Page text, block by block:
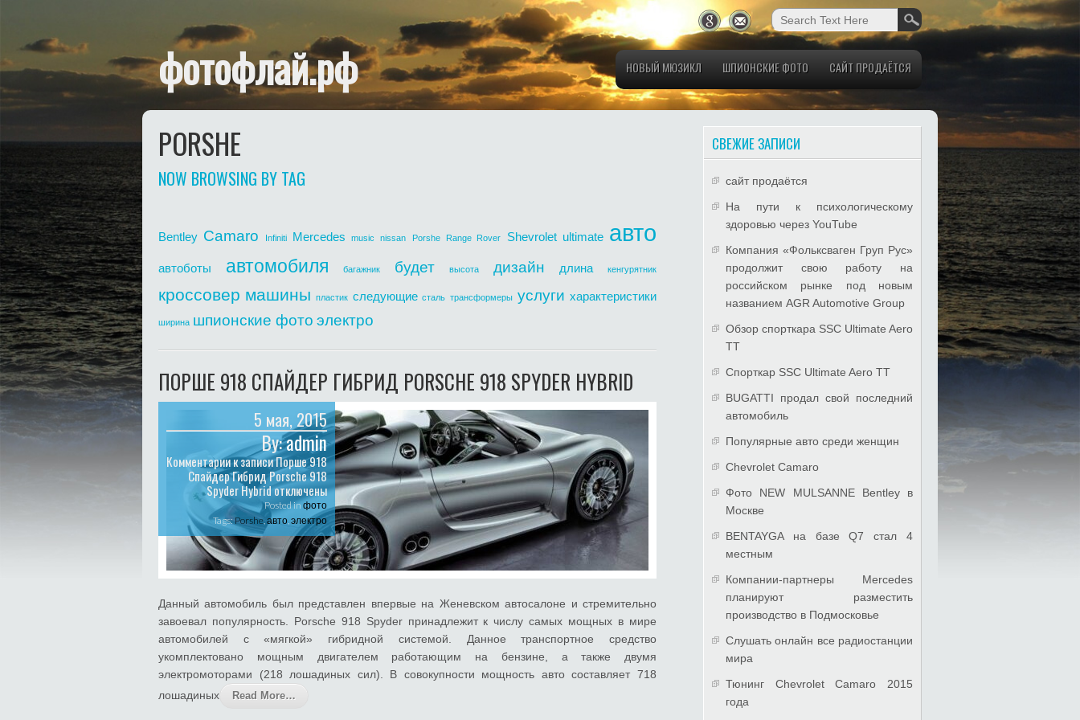
фотофлай.рф НОВЫЙ МЮЗИКЛ ШПИОНСКИЕ ФОТО САЙТ ПРОДАЁТСЯ
PORSHE
NOW BROWSING BY TAG
Bentley Camaro Infiniti Mercedes music nissan Porshe Range Rover Shevrolet ultimate авто
автоботы автомобиля багажник будет высота дизайн длина кенгурятник
кроссовер машины пластик следующие сталь трансформеры услуги характеристики
ширина шпионские фото электро
ПОРШЕ 918 СПАЙДЕР ГИБРИД PORSCHE 918 SPYDER HYBRID
5 мая, 2015
By:admin
Комментариик записи Порше 918
Спайдер Гибрид Porsche 918
Spyder Hybridотключены
Posted in фото
Tags:Porshe,авто,электро
Данный автомобиль был представлен впервые на Женевском автосалоне и стремительно
завоевал популярность. Porsche 918 Spyder принадлежит к числу самых мощных в мире
автомобилей с «мягкой» гибридной системой. Данное транспортное средство
укомплектовано мощным двигателем работающим на бензине, а также двумя
электромоторами (218 лошадиных сил). В совокупности мощность авто составляет 718
лошадиных
Read More…
СВЕЖИЕ ЗАПИСИ
сайт продаётся
На пути к психологическому
здоровью через YouTube
Компания «Фольксваген Груп Рус»
продолжит свою работу на
российском рынке под новым
названием AGR Automotive Group
Обзор спорткара SSC Ultimate Aero
TT
Спорткар SSC Ultimate Aero TT
BUGATTI продал свой последний
автомобиль
Популярные авто среди женщин
Chevrolet Camaro
Фото NEW MULSANNE Bentley в
Москве
BENTAYGA на базе Q7 стал 4
местным
Компании-партнеры Mercedes
планируют разместить
производство в Подмосковье
Слушать онлайн все радиостанции
мира
Тюнинг Chevrolet Camaro 2015
года